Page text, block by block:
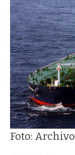
Foto: Archivo